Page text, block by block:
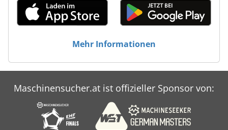
Mehr Informationen
Maschinensucher.at ist offizieller Sponsor von: